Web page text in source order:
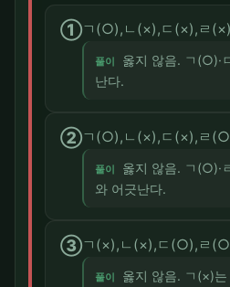
①ㄱ(○),ㄴ(×),ㄷ(×),ㄹ
풀이
옳지 않음. ㄱ(○)·
난다.
②ㄱ(○),ㄴ(×),ㄷ(×),ㄹ
풀이
옳지 않음. ㄱ(○)·
와 어긋난다.
③ㄱ(×),ㄴ(×),ㄷ(○),ㄹ
풀이
옳지 않음. ㄱ(×)